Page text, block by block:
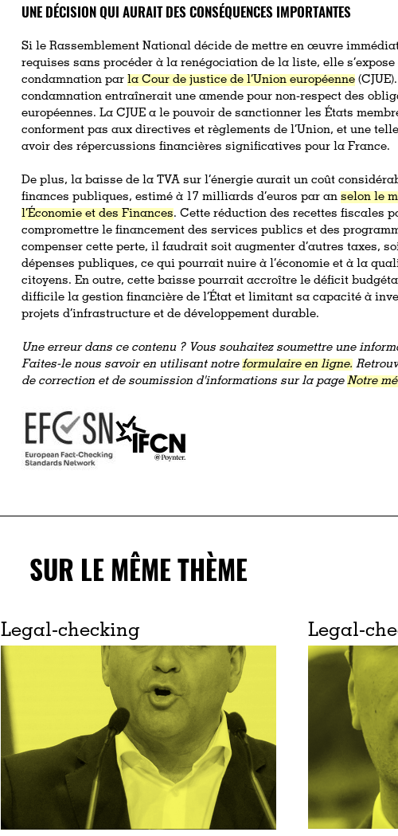
UNE DÉCISION QUI AURAIT DES CONSÉQUENCES IMPORTANTES
Si le Rassemblement National décide de mettre en œuvre
requises sans procéder à la renégociation de la liste, elle s’expose
condamnation parla Cour de justice de l’Union européenne
condamnation entraînerait une amende pour non-respect des
européennes. La CJUE a le pouvoir de sanctionner les États
conforment pas aux directives et règlements de l’Union, et une
avoir des répercussions financières significatives pour la France.
De plus, la baisse de la TVA sur l’énergie aurait un coût
finances publiques, estimé à 17 milliards d’euros par anselon le
l’Économie et des Finances. Cette réduction des recettes fiscales
compromettre le financement des services publics et des
compenser cette perte, il faudrait soit augmenter d’autres taxes,
dépenses publiques, ce qui pourrait nuire à l’économie et à la
citoyens. En outre, cette baisse pourrait accroître le déficit
difficile la gestion financière de l’État et limitant sa capacité à
projets d’infrastructure et de développement durable.
Une erreur dans ce contenu ? Vous souhaitez soumettre une
Faites-le nous savoir en utilisant notreformulaire en ligne.
de correction et de soumission d'informations sur la pageNotre
SUR LE MÊME THÈME
Legal-checking Legal-